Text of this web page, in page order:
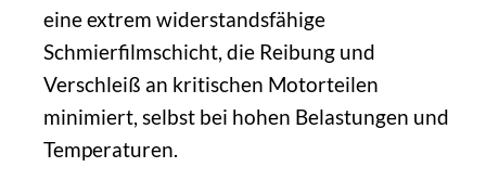
eine extrem widerstandsfähige
Schmierfilmschicht, die Reibung und
Verschleiß an kritischen Motorteilen
minimiert, selbst bei hohen Belastungen und
Temperaturen.